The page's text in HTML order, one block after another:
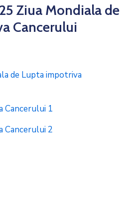
Ziua Mondiala de
Cancerului
de Lupta impotriva
Cancerului 1
Cancerului 2